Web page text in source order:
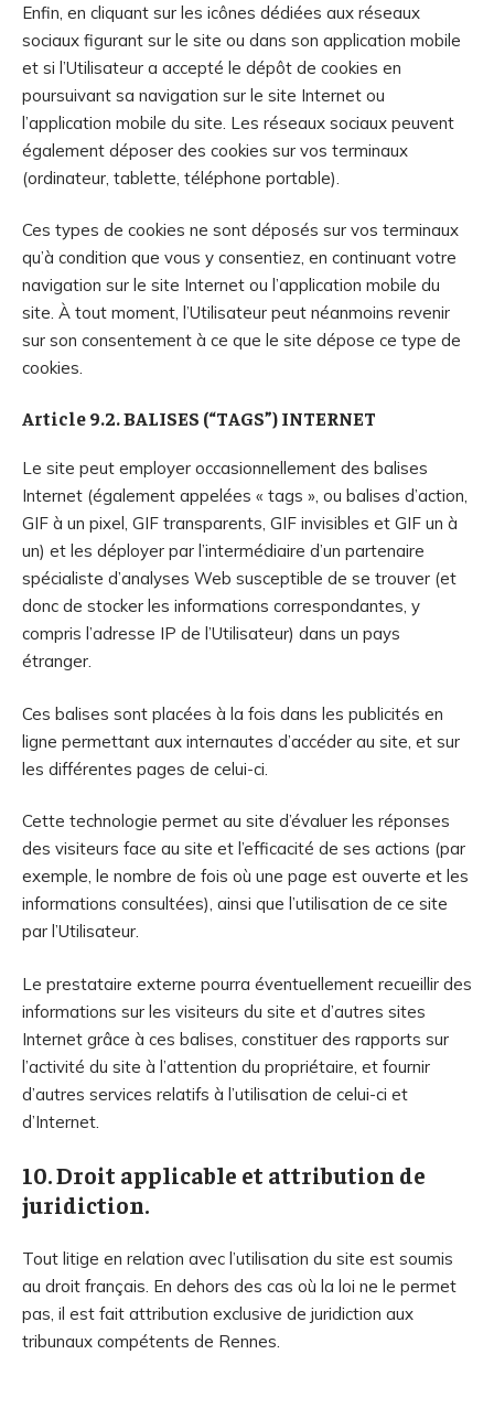
Enfin, en cliquant sur les icônes dédiées aux réseaux
sociaux figurant sur le site ou dans son application mobile
et si l’Utilisateur a accepté le dépôt de cookies en
poursuivant sa navigation sur le site Internet ou
l’application mobile du site. Les réseaux sociaux peuvent
également déposer des cookies sur vos terminaux
(ordinateur, tablette, téléphone portable).
Ces types de cookies ne sont déposés sur vos terminaux
qu’à condition que vous y consentiez, en continuant votre
navigation sur le site Internet ou l’application mobile du
site. À tout moment, l’Utilisateur peut néanmoins revenir
sur son consentement à ce que le site dépose ce type de
cookies.
Article 9.2. BALISES (“TAGS”) INTERNET
Le site peut employer occasionnellement des balises
Internet (également appelées « tags », ou balises d’action,
GIF à un pixel, GIF transparents, GIF invisibles et GIF un à
un) et les déployer par l’intermédiaire d’un partenaire
spécialiste d’analyses Web susceptible de se trouver (et
donc de stocker les informations correspondantes, y
compris l’adresse IP de l’Utilisateur) dans un pays
étranger.
Ces balises sont placées à la fois dans les publicités en
ligne permettant aux internautes d’accéder au site, et sur
les différentes pages de celui-ci.
Cette technologie permet au site d’évaluer les réponses
des visiteurs face au site et l’efficacité de ses actions (par
exemple, le nombre de fois où une page est ouverte et les
informations consultées), ainsi que l’utilisation de ce site
par l’Utilisateur.
Le prestataire externe pourra éventuellement recueillir des
informations sur les visiteurs du site et d’autres sites
Internet grâce à ces balises, constituer des rapports sur
l’activité du site à l’attention du propriétaire, et fournir
d’autres services relatifs à l’utilisation de celui-ci et
d’Internet.
10. Droit applicable et attribution de
juridiction.
Tout litige en relation avec l’utilisation du site est soumis
au droit français. En dehors des cas où la loi ne le permet
pas, il est fait attribution exclusive de juridiction aux
tribunaux compétents de Rennes.